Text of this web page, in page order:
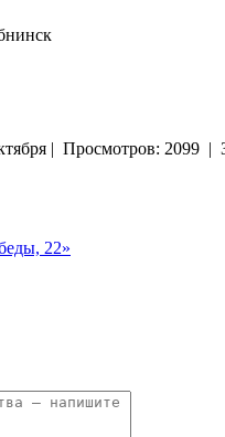
| Просмотров: 2099 |
22»